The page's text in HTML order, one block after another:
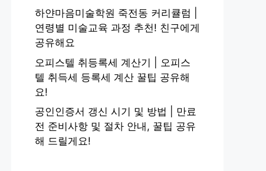
하얀마음미술학원 죽전동 커리큘럼 |
연령별 미술교육 과정 추천! 친구에게
공유해요
오피스텔 취등록세 계산기 | 오피스
텔 취득세 등록세 계산 꿀팁 공유해
요!
공인인증서 갱신 시기 및 방법 | 만료
전 준비사항 및 절차 안내, 꿀팁 공유
해 드릴게요!